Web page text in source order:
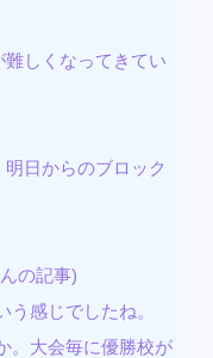
しくなってきてい
日からのブロック
の記事)
感じでしたね。
。大会毎に優勝校が